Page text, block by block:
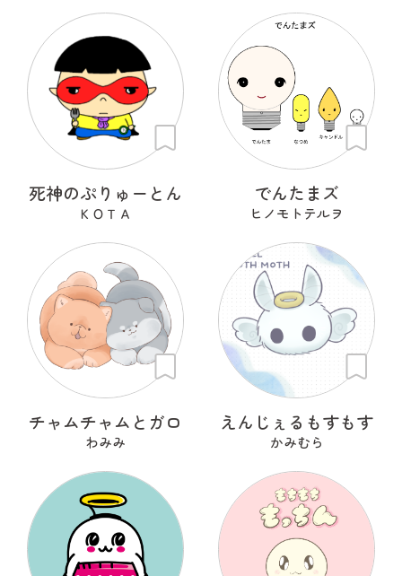
死神のぷりゅーとん
ＫＯＴＡ
でんたまズ
ヒノモトテルヲ
チャムチャムとガロ
わみみ
えんじぇるもすもす
かみむら